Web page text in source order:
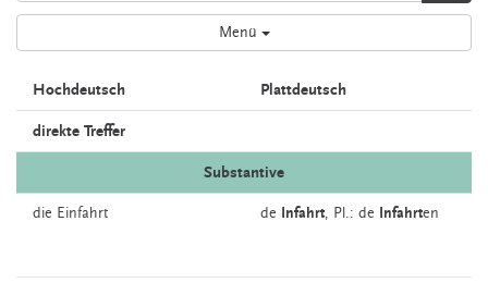
Menü
Hochdeutsch Plattdeutsch
direkte Treffer
Substantive
die Einfahrt de Infahrt, Pl.: de Infahrten